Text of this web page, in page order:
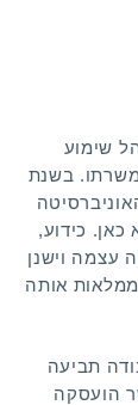
שימוע
בשנת
כאן. כידוע,
עצמה וישנן
אותה
תביעה
הועסקה